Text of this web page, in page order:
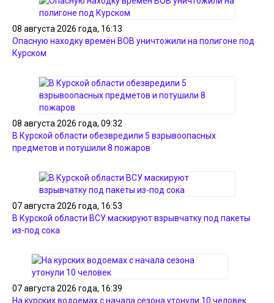
08 августа 2026 года, 16:13
Опасную находку времён ВОВ уничтожили на полигоне под
Курском
08 августа 2026 года, 09:32
В Курской области обезвредили 5 взрывоопасных
предметов и потушили 8 пожаров
07 августа 2026 года, 16:53
В Курской области ВСУ маскируют взрывчатку под пакеты
из-под сока
07 августа 2026 года, 16:39
На курских водоемах с начала сезона утонули 10 человек